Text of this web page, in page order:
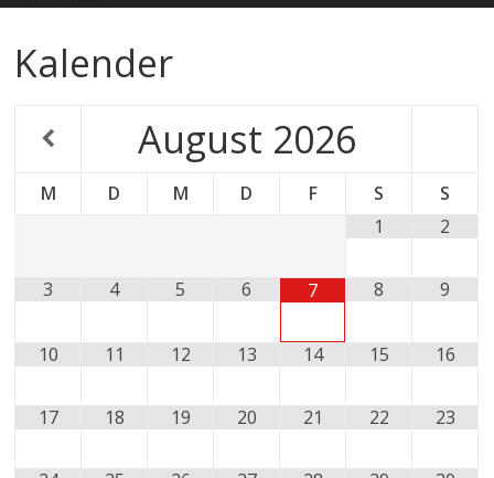
Kalender
August 2026
M D M D F S
S
1
2
3 4 5 6 7 8 9
10 11 12 13 14 15 16
17 18 19 20 21 22 23